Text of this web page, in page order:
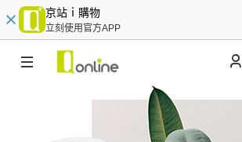
京站ｉ購物
立刻使用官方APP